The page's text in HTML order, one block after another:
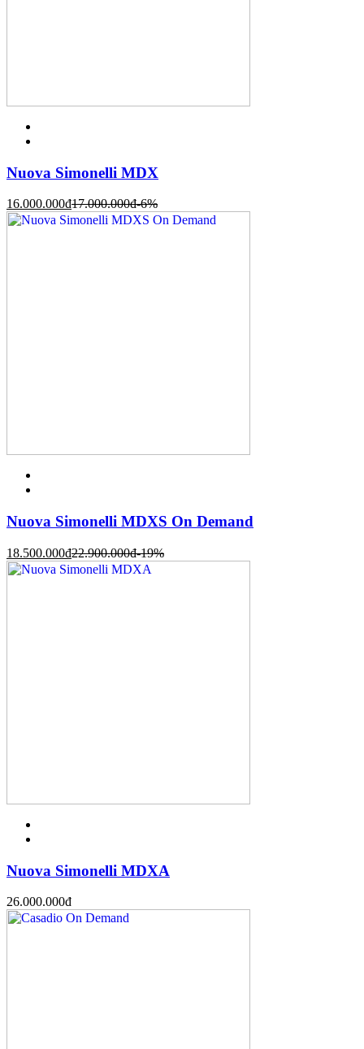
Nuova Simonelli MDX
16.000.000đ17.000.000đ-6%
Nuova Simonelli MDXS On Demand
18.500.000đ22.900.000đ-19%
Nuova Simonelli MDXA
26.000.000đ